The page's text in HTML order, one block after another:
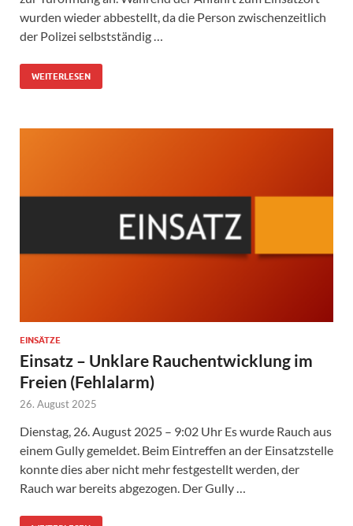
wurden wieder abbestellt, da die Person zwischenzeitlich
der Polizei selbstständig …
WEITERLESEN
EINSÄTZE
Einsatz – Unklare Rauchentwicklung im
Freien (Fehlalarm)
26. August 2025
Dienstag, 26. August 2025 – 9:02 Uhr Es wurde Rauch aus
einem Gully gemeldet. Beim Eintreffen an der Einsatzstelle
konnte dies aber nicht mehr festgestellt werden, der
Rauch war bereits abgezogen. Der Gully …